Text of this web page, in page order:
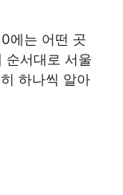
에는 어떤 곳
순서대로 서울
하나씩 알아